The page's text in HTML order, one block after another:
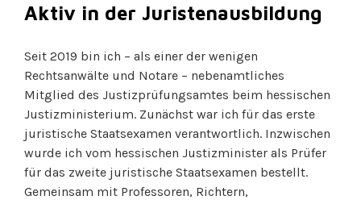
Aktiv in der Juristenausbildung
Seit 2019 bin ich – als einer der wenigen
Rechtsanwälte und Notare – nebenamtliches
Mitglied des Justizprüfungsamtes beim hessischen
Justizministerium. Zunächst war ich für das erste
juristische Staatsexamen verantwortlich. Inzwischen
wurde ich vom hessischen Justizminister als Prüfer
für das zweite juristische Staatsexamen bestellt.
Gemeinsam mit Professoren, Richtern,